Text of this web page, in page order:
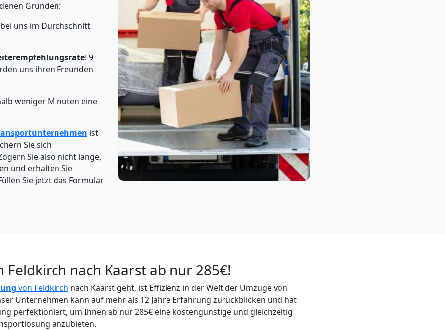
Gründen:
uns im Durchschnitt
! 9
uns ihren Freunden
weniger Minuten eine
ist
Sie sich
Sie also nicht lange,
und erhalten Sie
Sie jetzt das Formular
Feldkirch nach Kaarst ab nur 285€!
von Feldkirch nach Kaarst geht, ist Effizienz in der Welt der Umzüge von
Unternehmen kann auf mehr als 12 Jahre Erfahrung zurückblicken und hat
perfektioniert, um Ihnen ab nur 285€ eine kostengünstige und gleichzeitig
anzubieten.